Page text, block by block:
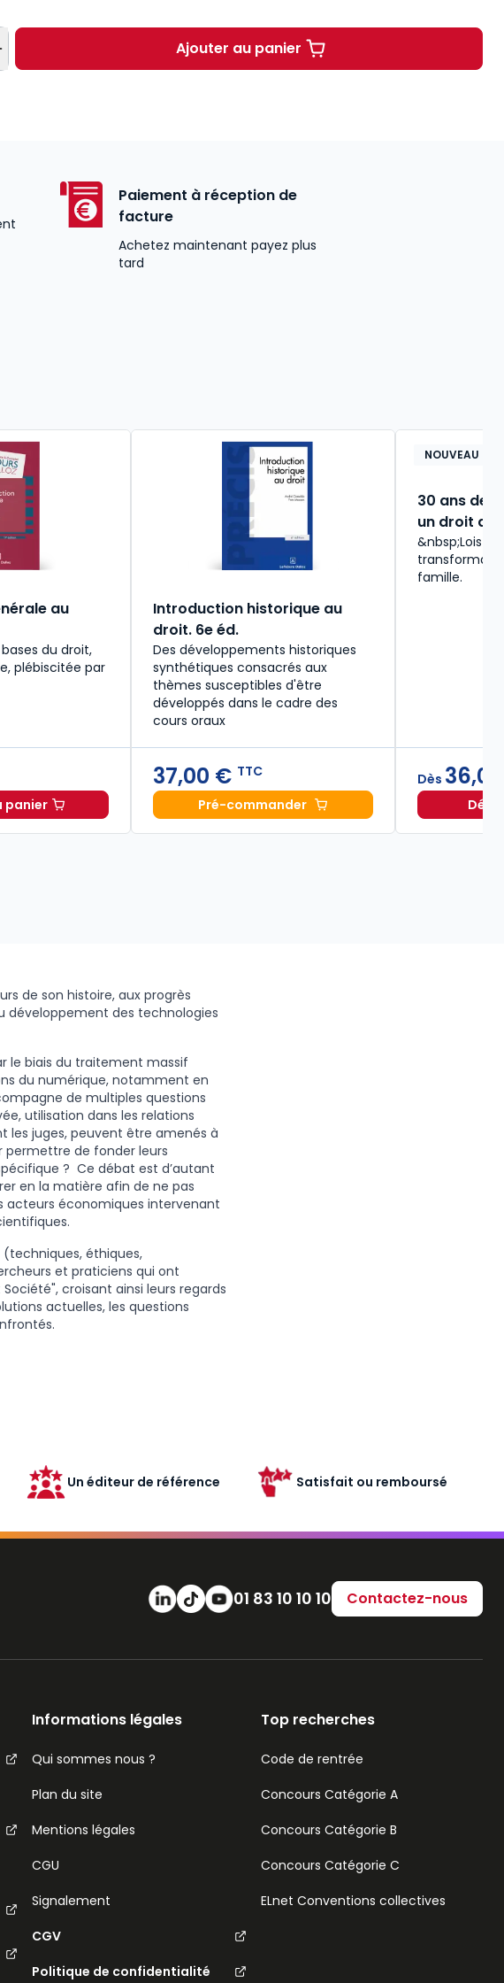
Ajouter au panierNumérique, droit et société à
Paiement à réception de
facture
Achetez maintenant payez plus
tard
au
du droit,
plébiscitée par
panier
générale au droit. 17e éd. à 25,00 € TTC
Introduction historique au
droit. 6e éd.
Des développements historiques
synthétiques consacrés aux
thèmes susceptibles d'être
développés dans le cadre des
cours oraux
37,00 € TTC
Pré-commanderIntroduction historique au droit. 6e
NOUVEAU
30 ans des
un droit
&nbsp;Lois
famille.
Dès
de son histoire, aux progrès
développement des technologies
le biais du traitement massif
du numérique, notamment en
de multiples questions
utilisation dans les relations
les juges, peuvent être amenés à
permettre de fonder leurs
? Ce débat est d’autant
en la matière afin de ne pas
acteurs économiques intervenant
(techniques, éthiques,
et praticiens qui ont
croisant ainsi leurs regards
actuelles, les questions
Un éditeur de référence Satisfait ou remboursé
Numéro de téléphone
01 83 10 10 10 Contactez-nous
Informations légales
Qui sommes nous ?
Plan du site
Mentions légales
CGU
Signalement
CGV
Politique de confidentialité
Top recherches
Code de rentrée
Concours Catégorie A
Concours Catégorie B
Concours Catégorie C
ELnet Conventions collectives